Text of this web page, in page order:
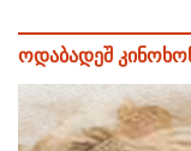
ოდაბადეშ